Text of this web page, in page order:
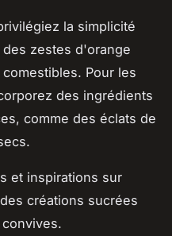
la simplicité
zestes d'orange
Pour les
des ingrédients
comme des éclats de
et inspirations sur
créations sucrées